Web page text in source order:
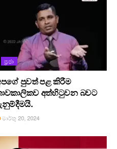
ප්‍රජා
පුවත් පළ කිරීම
අත්හිටුවන බවට
මාර්තු 20, 2024